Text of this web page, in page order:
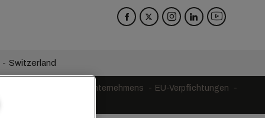
Switzerland
des Transportunternehmens
EU-Verpflichtungen